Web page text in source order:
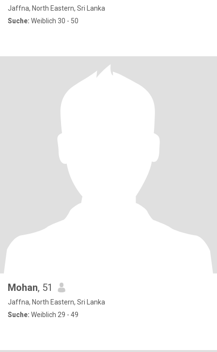
Jaffna, North Eastern, Sri Lanka
Suche: Weiblich 30 - 50
Mohan, 51
Jaffna, North Eastern, Sri Lanka
Suche: Weiblich 29 - 49